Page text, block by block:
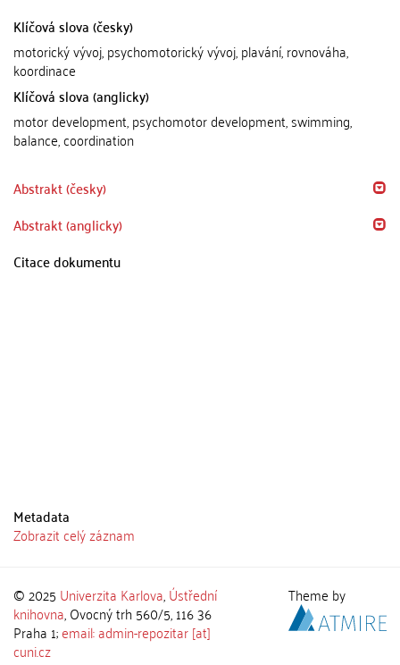
Klíčová slova (česky)
motorický vývoj, psychomotorický vývoj, plavání, rovnováha,
koordinace
Klíčová slova (anglicky)
motor development, psychomotor development, swimming,
balance, coordination
Abstrakt (česky)
Abstrakt (anglicky)
Citace dokumentu
Metadata
Zobrazit celý záznam
© 2025 Univerzita Karlova,Ústřední
knihovna, Ovocný trh 560/5, 116 36
Praha 1;email: admin-repozitar [at]
cuni.cz
Theme by